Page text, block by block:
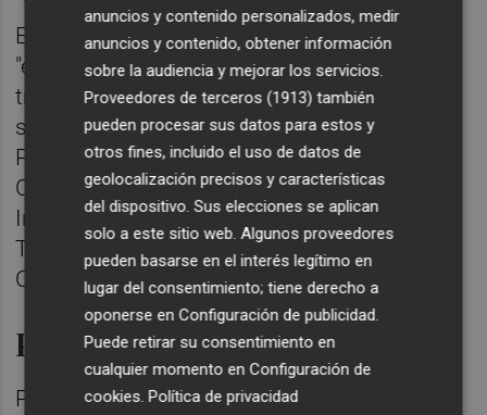
El modelo de atención es el resultado de un
"exhaustivo" trabajo de consultoría
transversal en el que han participado
servicios municipales como Registro y
Población, Descentralización y Participación
Ciudadana, Pedanías, Sociedad de la
Información y el SerTIC (Servicio de
Tecnologías de la Información y la
Comunicación).
Próximos pasos
Para hacer realidad esta iniciativa, el
anuncios y contenido personalizados, medir
anuncios y contenido, obtener información
sobre la audiencia y mejorar los servicios.
Proveedores de terceros (1913) también
pueden procesar sus datos para estos y
otros fines, incluido el uso de datos de
geolocalización precisos y características
del dispositivo. Sus elecciones se aplican
solo a este sitio web. Algunos proveedores
pueden basarse en el interés legítimo en
lugar del consentimiento; tiene derecho a
oponerse enConfiguración de publicidad.
Puede retirar su consentimiento en
cualquier momento enConfiguración de
cookies.Política de privacidad